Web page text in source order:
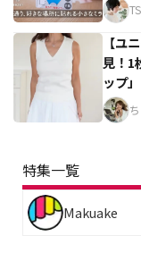
【ユ
見！1
ップ」
特集一覧
Makuake